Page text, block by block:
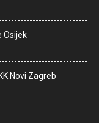
Osijek
Novi Zagreb